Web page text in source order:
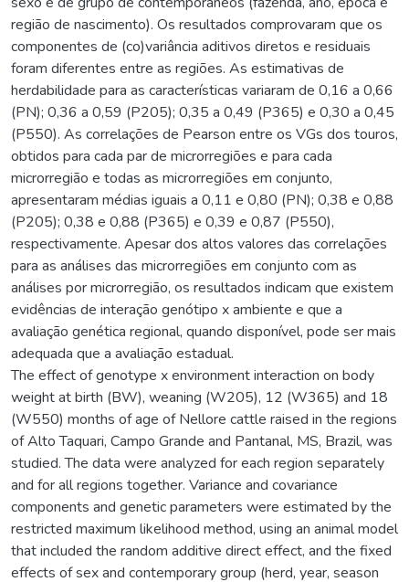
região de nascimento). Os resultados comprovaram que os
componentes de (co)variância aditivos diretos e residuais
foram diferentes entre as regiões. As estimativas de
herdabilidade para as características variaram de 0,16 a 0,66
(PN); 0,36 a 0,59 (P205); 0,35 a 0,49 (P365) e 0,30 a 0,45
(P550). As correlações de Pearson entre os VGs dos touros,
obtidos para cada par de microrregiões e para cada
microrregião e todas as microrregiões em conjunto,
apresentaram médias iguais a 0,11 e 0,80 (PN); 0,38 e 0,88
(P205); 0,38 e 0,88 (P365) e 0,39 e 0,87 (P550),
respectivamente. Apesar dos altos valores das correlações
para as análises das microrregiões em conjunto com as
análises por microrregião, os resultados indicam que existem
evidências de interação genótipo x ambiente e que a
avaliação genética regional, quando disponível, pode ser mais
adequada que a avaliação estadual.
The effect of genotype x environment interaction on body
weight at birth (BW), weaning (W205), 12 (W365) and 18
(W550) months of age of Nellore cattle raised in the regions
of Alto Taquari, Campo Grande and Pantanal, MS, Brazil, was
studied. The data were analyzed for each region separately
and for all regions together. Variance and covariance
components and genetic parameters were estimated by the
restricted maximum likelihood method, using an animal model
that included the random additive direct effect, and the fixed
effects of sex and contemporary group (herd, year, season